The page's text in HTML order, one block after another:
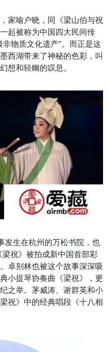
喻户晓，同《梁山伯与祝
起被称为中国四大民间传
物质文化遗产”。而正是这
西湖带来了神秘的色彩，叫
想和轻幽的叹息。
生在杭州的万松书院，也
祝》被拍成新中国首部彩
卓别林也被这个故事深深吸
小提琴协奏曲《梁祝》，更
之举。茅威涛、谢群英和小
祝》中的经典唱段《十八相